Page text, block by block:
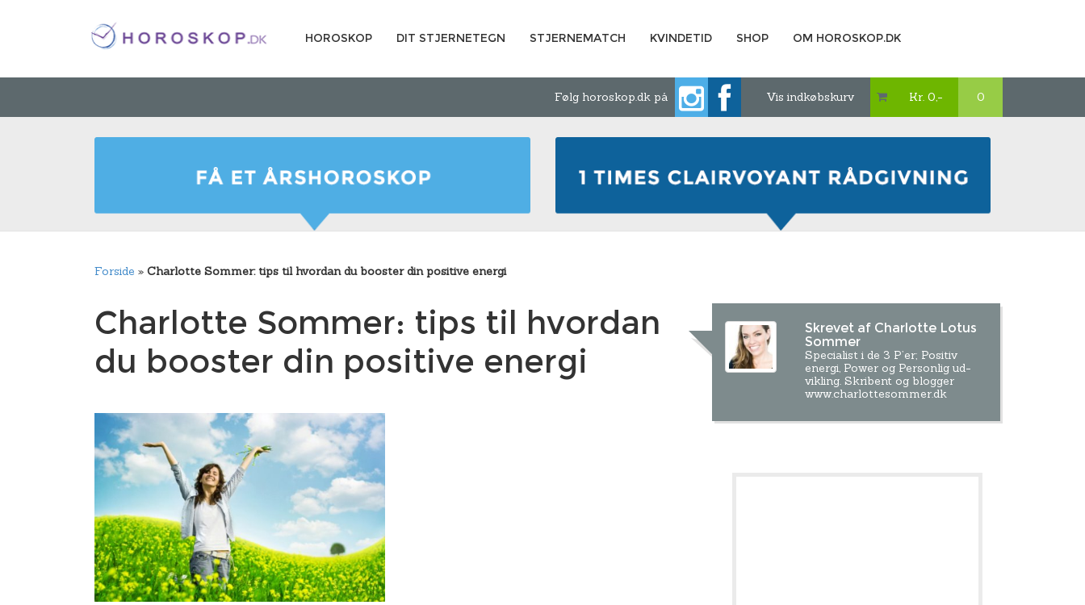
HOROSKOP DIT STJERNETEGN STJERNEMATCH KVINDETID SHOP OM HOROSKOP.DK
Følg horoskop.dk på Vis indkøbskurv  Kr. 0,- 0
Forside » Charlotte Sommer: tips til hvordan du booster din positive energi
Skrevet af Charlotte Lotus
Sommer
Specialist i de 3 P’er; Positiv
energi, Power og Personlig ud-
vikling. Skribent og blogger
www.charlottesommer.dk
Charlotte Sommer: tips til hvordan
du booster din positive energi